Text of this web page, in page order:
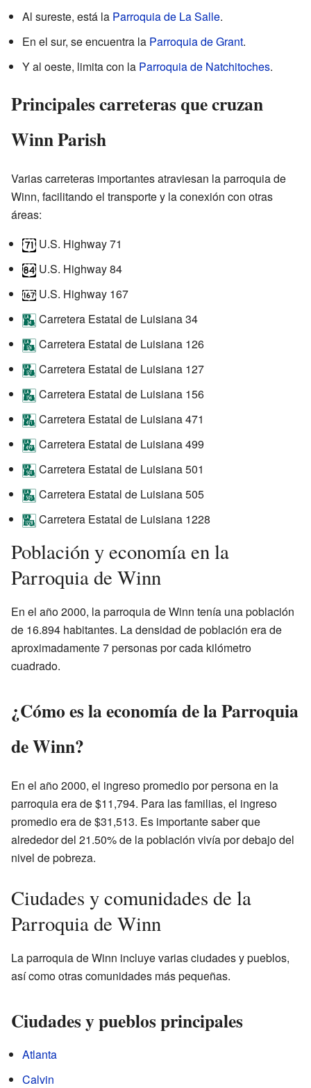
Al sureste, está la Parroquia de La Salle.
En el sur, se encuentra la Parroquia de Grant.
Y al oeste, limita con la Parroquia de Natchitoches.
Principales carreteras que cruzan
Winn Parish
Varias carreteras importantes atraviesan la parroquia de
Winn, facilitando el transporte y la conexión con otras
áreas:
U.S. Highway 71
U.S. Highway 84
U.S. Highway 167
Carretera Estatal de Luisiana 34
Carretera Estatal de Luisiana 126
Carretera Estatal de Luisiana 127
Carretera Estatal de Luisiana 156
Carretera Estatal de Luisiana 471
Carretera Estatal de Luisiana 499
Carretera Estatal de Luisiana 501
Carretera Estatal de Luisiana 505
Carretera Estatal de Luisiana 1228
Población y economía en la
Parroquia de Winn
En el año 2000, la parroquia de Winn tenía una población
de 16.894 habitantes. La densidad de población era de
aproximadamente 7 personas por cada kilómetro
cuadrado.
¿Cómo es la economía de la Parroquia
de Winn?
En el año 2000, el ingreso promedio por persona en la
parroquia era de $11,794. Para las familias, el ingreso
promedio era de $31,513. Es importante saber que
alrededor del 21.50% de la población vivía por debajo del
nivel de pobreza.
Ciudades y comunidades de la
Parroquia de Winn
La parroquia de Winn incluye varias ciudades y pueblos,
así como otras comunidades más pequeñas.
Ciudades y pueblos principales
Atlanta
Calvin